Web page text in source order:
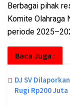
Berbagai pihak
Komite Olahraga
periode
Baca Juga :
DJ SV
Rugi Rp200 Juta